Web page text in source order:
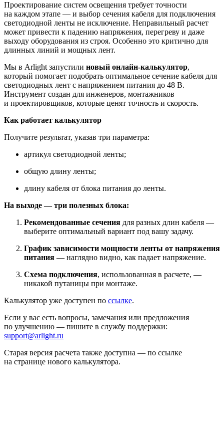
Проектирование систем освещения требует точности
на каждом этапе — и выбор сечения кабеля для подключения
светодиодной ленты не исключение. Неправильный расчет
может привести к падению напряжения, перегреву и даже
выходу оборудования из строя. Особенно это критично для
длинных линий и мощных лент.
Мы в Arlight запустили новый онлайн-калькулятор,
который помогает подобрать оптимальное сечение кабеля для
светодиодных лент с напряжением питания до 48 В.
Инструмент создан для инженеров, монтажников
и проектировщиков, которые ценят точность и скорость.
Как работает калькулятор
Получите результат, указав три параметра:
артикул светодиодной ленты;
общую длину ленты;
длину кабеля от блока питания до ленты.
На выходе — три полезных блока:
Рекомендованные сечения для разных длин кабеля —
выберите оптимальный вариант под вашу задачу.
График зависимости мощности ленты от напряжения
питания — наглядно видно, как падает напряжение.
Схема подключения, использованная в расчете, —
никакой путаницы при монтаже.
Калькулятор уже доступен по ссылке.
Если у вас есть вопросы, замечания или предложения
по улучшению — пишите в службу поддержки:
support@arlight.ru
Старая версия расчета также доступна — по ссылке
на странице нового калькулятора.